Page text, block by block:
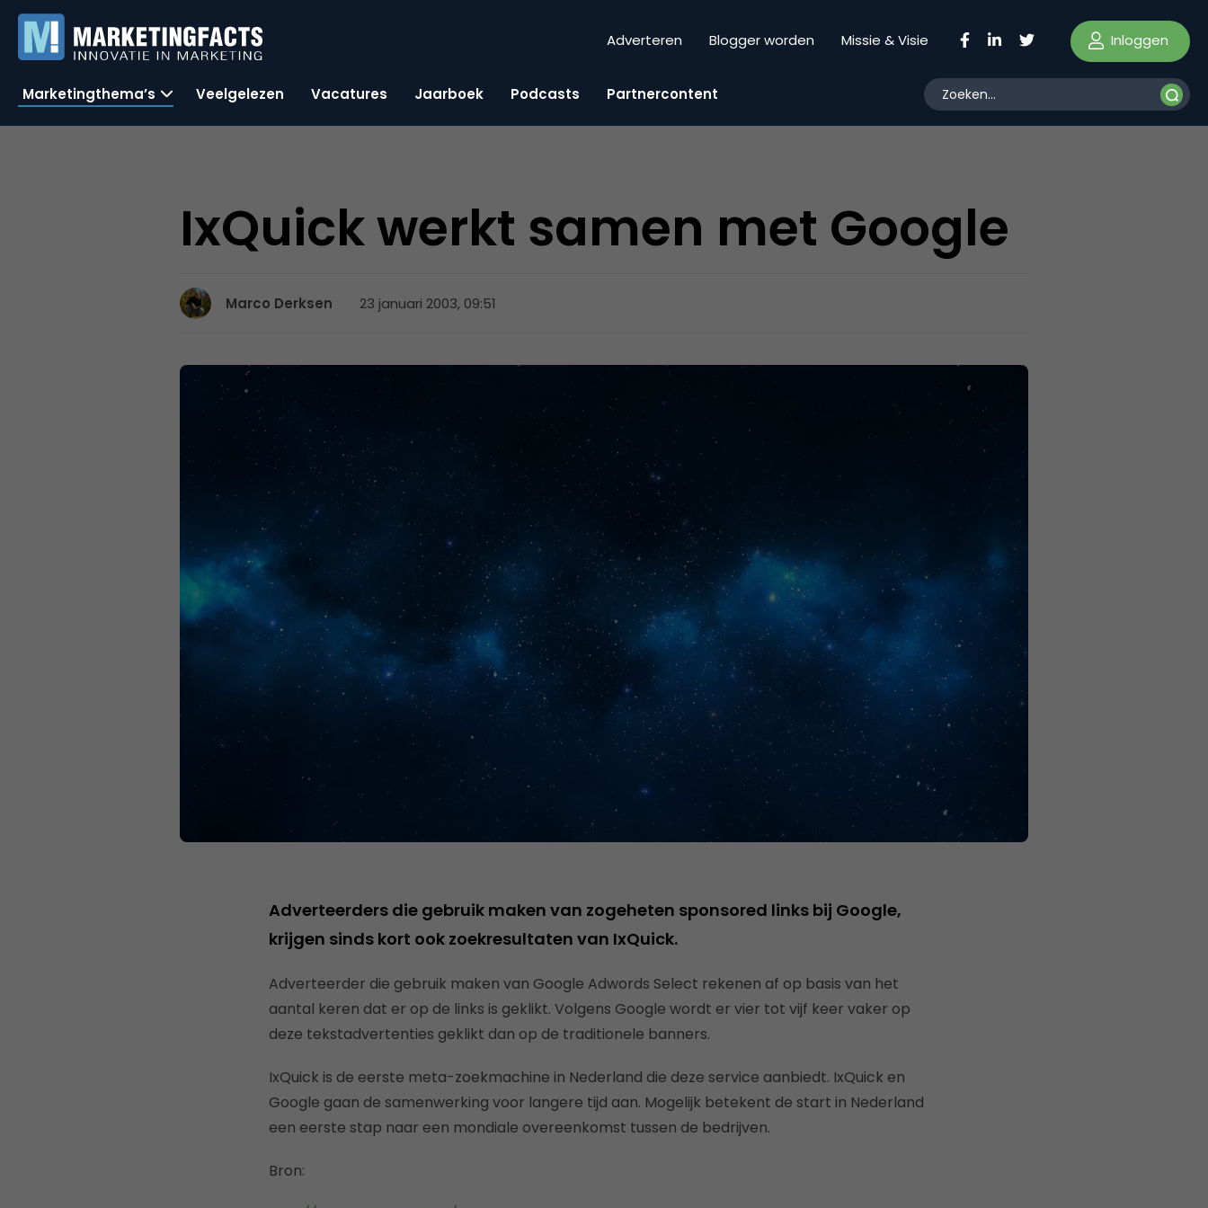
Adverteren Blogger worden Missie & Visie Inloggen
Marketingthema’s Veelgelezen Vacatures Jaarboek Podcasts Partnercontent
IxQuick werkt samen met Google
Marco Derksen 23 januari 2003, 09:51
Adverteerders die gebruik maken van zogeheten sponsored links bij Google,
krijgen sinds kort ook zoekresultaten van IxQuick.
Adverteerder die gebruik maken van Google Adwords Select rekenen af op basis van het
aantal keren dat er op de links is geklikt. Volgens Google wordt er vier tot vijf keer vaker op
deze tekstadvertenties geklikt dan op de traditionele banners.
IxQuick is de eerste meta-zoekmachine in Nederland die deze service aanbiedt. IxQuick en
Google gaan de samenwerking voor langere tijd aan. Mogelijk betekent de start in Nederland
een eerste stap naar een mondiale overeenkomst tussen de bedrijven.
Bron: